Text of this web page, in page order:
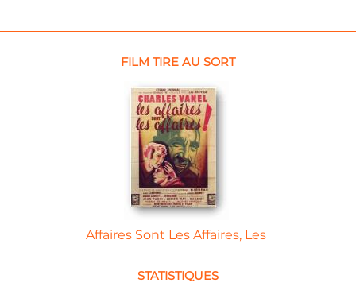
FILM TIRE AU SORT
Affaires Sont Les Affaires, Les
STATISTIQUES